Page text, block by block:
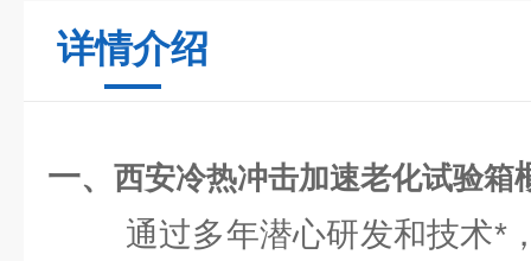
详情介绍
一、 西安冷热冲击加速老化试验箱
通过多年潜心研发和技术*，